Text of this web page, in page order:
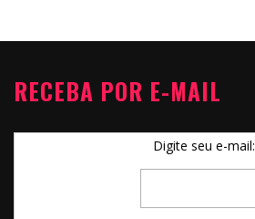
RECEBA POR E-MAIL
Digite seu e-mail: